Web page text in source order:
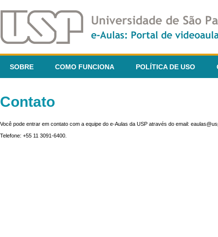
SOBRE COMO FUNCIONA POLÍTICA DE USO
Contato
Você pode entrar em contato com a equipe do e-Aulas da USP através do email:
Telefone: +55 11 3091-6400.